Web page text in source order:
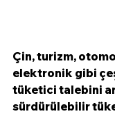
Çin, turizm,
elektronik gibi
tüketici talebini
sürdürülebilir